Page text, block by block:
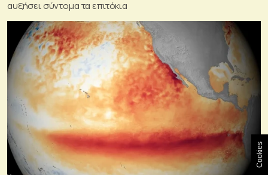
αυξήσει σύντομα τα επιτόκια
Cookies